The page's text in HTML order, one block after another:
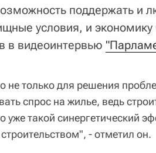
поддержать и
условия, и экономику
в видеоинтервью
только для решения
спрос на жилье, ведь
уже такой синергетический
- отметил он.